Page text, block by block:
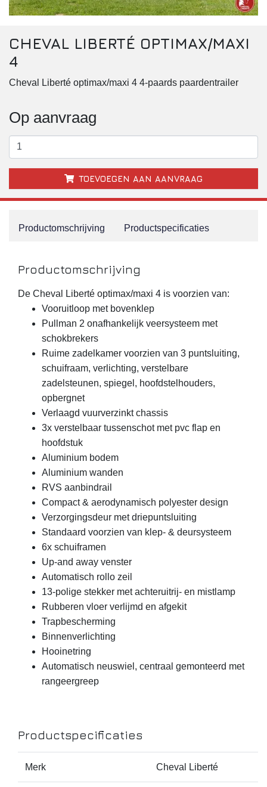
Paardentrailer
CHEVAL LIBERTÉ OPTIMAX/MAXI
4
Cheval Liberté optimax/maxi 4 4-paards paardentrailer
Op aanvraag
TOEVOEGEN AAN AANVRAAG
Productomschrijving Productspecificaties
Productomschrijving
De Cheval Liberté optimax/maxi 4 is voorzien van:
Vooruitloop met bovenklep
Pullman 2 onafhankelijk veersysteem met
schokbrekers
Ruime zadelkamer voorzien van 3 puntsluiting,
schuifraam, verlichting, verstelbare
zadelsteunen, spiegel, hoofdstelhouders,
opbergnet
Verlaagd vuurverzinkt chassis
3x verstelbaar tussenschot met pvc flap en
hoofdstuk
Aluminium bodem
Aluminium wanden
RVS aanbindrail
Compact & aerodynamisch polyester design
Verzorgingsdeur met driepuntsluiting
Standaard voorzien van klep- & deursysteem
6x schuiframen
Up-and away venster
Automatisch rollo zeil
13-polige stekker met achteruitrij- en mistlamp
Rubberen vloer verlijmd en afgekit
Trapbescherming
Binnenverlichting
Hooinetring
Automatisch neuswiel, centraal gemonteerd met
rangeergreep
Productspecificaties
Merk Cheval Liberté